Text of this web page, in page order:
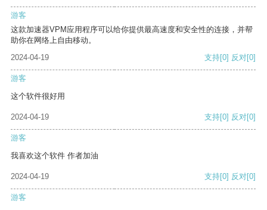
游客
这款加速器VPM应用程序可以给你提供最高速度和安全性的连接，并帮
助你在网络上自由移动。
2024-04-19
支持[0] 反对[0]
游客
这个软件很好用
2024-04-19 支持[0] 反对[0]
游客
我喜欢这个软件 作者加油
2024-04-19 支持[0] 反对[0]
游客